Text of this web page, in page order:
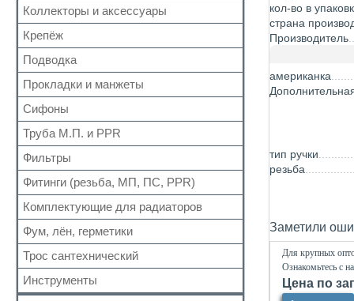
Коллекторы и аксессуары
Аксессуары для коллекторов
Коллекторные группы
Коллекторы
Крепёж
Для труб
Для радиатора
Прочий
Подводка
Газ
Газ сильфон
Вода
Вода сильфон
Вода гигант
к смесителю
к смесителю сильфон
Медь
Шланги для стиральных и посудомоечных
машин
Прокладки и манжеты
Прокладки
Для радиаторов
Сальники
Манжеты для канализационных труб
Наборы
Сифоны
Выпуск
Донный клапан
Колено
Сифон
Обвязка для ванн
Трапы
Трубка
Гофра для сифона
Труба М.П. и PPR
Металлопластиковая
Полипропиленовая
Фильтры
Для обратного клапана
Косой
Прямой
Самопромывной
Другие
Фитинги (резьба, МП, ПС, PPR)
Резьбовые
Для МП труб
Для PPR труб
Для полотенцесушителей
Комплектующие для радиаторов
Наборы
Комплектующие
Краны Маевского
Кронштейны
Фум, лён, герметики
ФУМ
Нить
Лён
Трос сантехнический
Инструменты
кол-во в
страна
Производитель
американка
тип ручки
резьба
Заметили
Для крупных
Ознакомьтесь с
Цена по